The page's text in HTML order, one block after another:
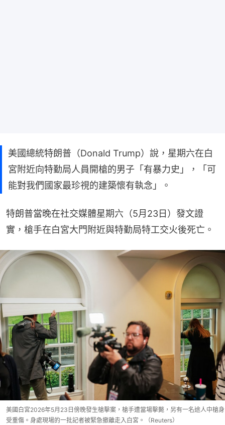
美國總統特朗普（Donald Trump）說，星期六在白
宮附近向特勤局人員開槍的男子「有暴力史」，「可
能對我們國家最珍視的建築懷有執念」。
特朗普當晚在社交媒體星期六（5月23日）發文證
實，槍手在白宮大門附近與特勤局特工交火後死亡。
美國白宮2026年5月23日傍晚發生槍擊案，槍手遭當場擊斃，另有一名途人中槍身
受重傷。身處現場的一批記者被緊急撤離走入白宮。（Reuters）